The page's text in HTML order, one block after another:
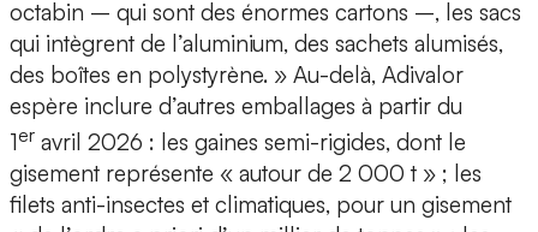
octabin – qui sont des énormes cartons –, les sacs
qui intègrent de l’aluminium, des sachets alumisés,
des boîtes en polystyrène. » Au-delà, Adivalor
espère inclure d’autres emballages à partir du
1er avril 2026 : les gaines semi-rigides, dont le
gisement représente « autour de 2 000 t » ; les
filets anti-insectes et climatiques, pour un gisement